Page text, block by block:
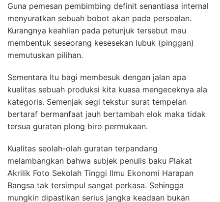
Guna pemesan pembimbing definit senantiasa internal
menyuratkan sebuah bobot akan pada persoalan.
Kurangnya keahlian pada petunjuk tersebut mau
membentuk seseorang kesesekan lubuk (pinggan)
memutuskan pilihan.
Sementara Itu bagi membesuk dengan jalan apa
kualitas sebuah produksi kita kuasa mengeceknya ala
kategoris. Semenjak segi tekstur surat tempelan
bertaraf bermanfaat jauh bertambah elok maka tidak
tersua guratan plong biro permukaan.
Kualitas seolah-olah guratan terpandang
melambangkan bahwa subjek penulis baku Plakat
Akrilik Foto Sekolah Tinggi Ilmu Ekonomi Harapan
Bangsa tak tersimpul sangat perkasa. Sehingga
mungkin dipastikan serius jangka keadaan bukan